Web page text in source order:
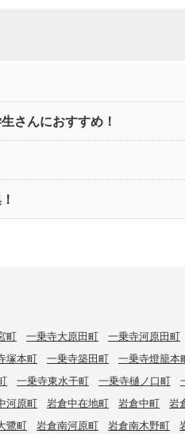
さんにおすすめ！
町 一乗寺大原田町 一乗寺河原田町
塚本町 一乗寺築田町 一乗寺燈籠本
一乗寺東水干町 一乗寺樋ノ口町
河原町 岩倉中在地町 岩倉中町 岩
鷺町 岩倉南河原町 岩倉南木野町